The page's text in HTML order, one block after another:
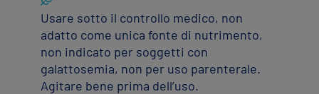
Usare sotto il controllo medico, non
adatto come unica fonte di nutrimento,
non indicato per soggetti con
galattosemia, non per uso parenterale.
Agitare bene prima dell’uso.